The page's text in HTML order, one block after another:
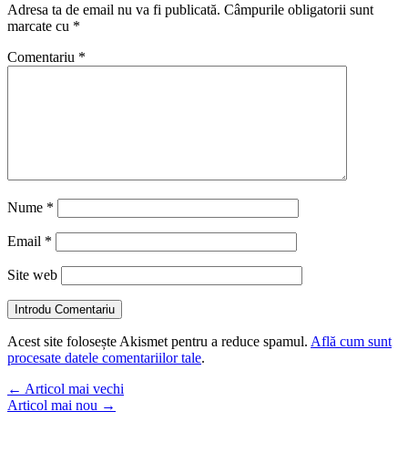
Adresa ta de email nu va fi publicată. Câmpurile obligatorii sunt
marcate cu *
Comentariu *
Nume *
Email *
Site web
Introdu Comentariu
Acest site folosește Akismet pentru a reduce spamul. Află cum sunt
procesate datele comentariilor tale.
← Articol mai vechi
Articol mai nou →